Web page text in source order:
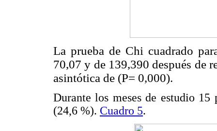
La prueba de Chi cuadrado
70,07 y de 139,390 después de
asintótica de (P= 0,000).
Durante los meses de estudio 15
(24,6 %). Cuadro 5.